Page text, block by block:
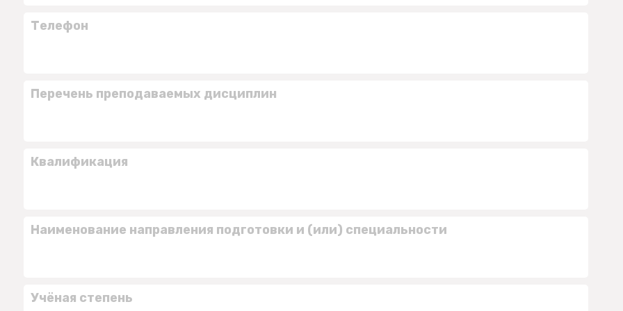
Телефон
Перечень преподаваемых дисциплин
Квалификация
Наименование направления подготовки и (или) специальности
Учёная степень